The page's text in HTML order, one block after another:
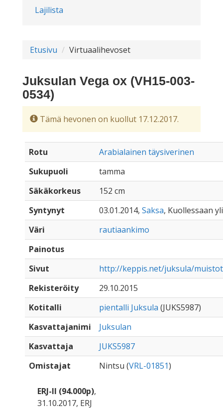
Lajilista
Etusivu Virtuaalihevoset
Juksulan Vega ox (VH15-003-
0534)
Tämä hevonen on kuollut 17.12.2017.
Rotu
Arabialainen täysiverinen
Sukupuoli
tamma
Säkäkorkeus
152 cm
Syntynyt
03.01.2014, Saksa, Kuollessaan
Väri
rautiaankimo
Painotus
Sivut
http://keppis.net/juksula/
Rekisteröity
29.10.2015
Kotitalli
pientalli Juksula (JUKS5987)
Kasvattajanimi
Juksulan
Kasvattaja
JUKS5987
Omistajat
Nintsu (VRL-01851)
ERJ-II (94.000p),
31.10.2017, ERJ